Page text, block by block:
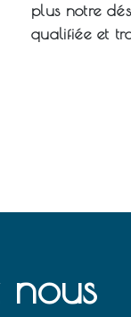
plus notre
qualifiée et
nous